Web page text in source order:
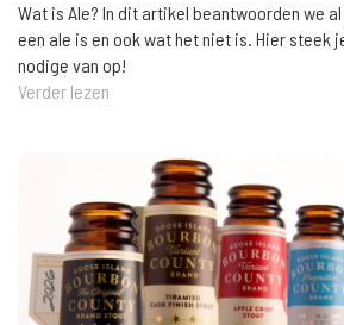
Wat is Ale? In dit artikel beantwoorden we
een ale is en ook wat het niet is. Hier steek
nodige van op!
Verder lezen